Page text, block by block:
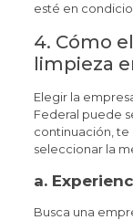
esté en
4. Cómo
limpieza
Elegir la
Federal puede
continuación, te
seleccionar la
a.
Busca una